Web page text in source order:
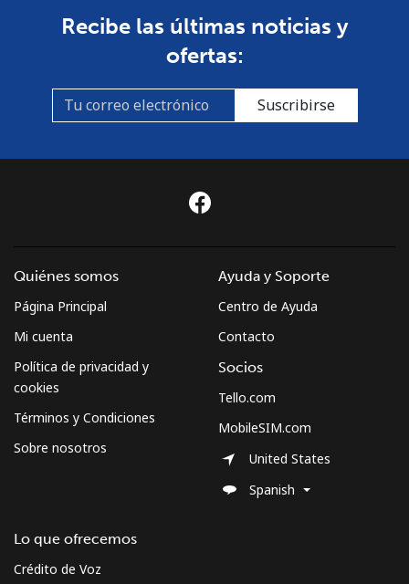
Recibe las últimas noticias y
ofertas:
Suscribirse
Quiénes somos
Página Principal
Mi cuenta
Política de privacidad y
cookies
Términos y Condiciones
Sobre nosotros
Lo que ofrecemos
Crédito de Voz
Ayuda y Soporte
Centro de Ayuda
Contacto
Socios
Tello.com
MobileSIM.com
United States
Spanish